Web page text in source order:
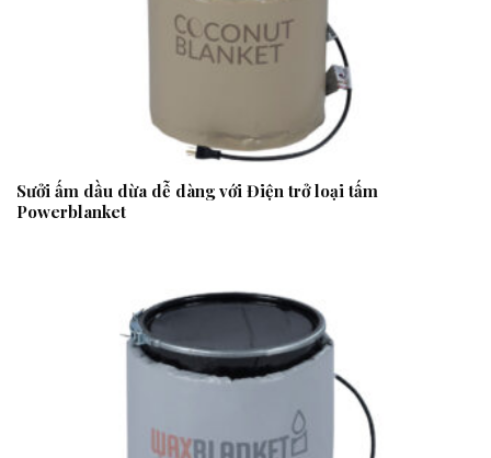
Sưởi ấm dầu dừa dễ dàng với Điện trở loại tấm
Powerblanket